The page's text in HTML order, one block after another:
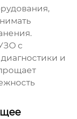
с
и